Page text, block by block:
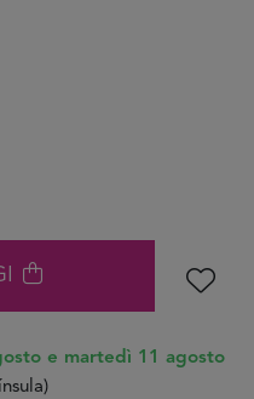
e martedì 11 agosto